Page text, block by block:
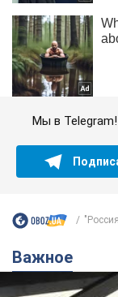
Мы в
Важное